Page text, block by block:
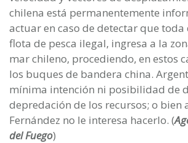
chilena está permanentemente
actuar en caso de detectar que toda
flota de pesca ilegal, ingresa a la
mar chileno, procediendo, en estos
los buques de bandera china.
mínima intención ni posibilidad de
depredación de los recursos; o bien
Fernández no le interesa hacerlo. (
del Fuego)